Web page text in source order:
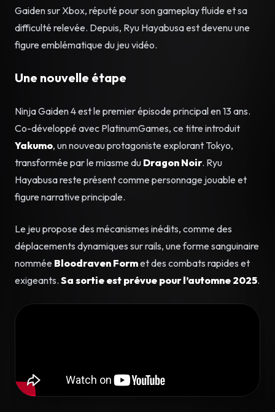
Gaiden sur Xbox, réputé pour son gameplay fluide et sa
difficulté relevée. Depuis, Ryu Hayabusa est devenu une
figure emblématique du jeu vidéo.
Une nouvelle étape
Ninja Gaiden 4 est le premier épisode principal en 13 ans.
Co-développé avec PlatinumGames, ce titre introduit
Yakumo, un nouveau protagoniste explorant Tokyo,
transformée par le miasme du Dragon Noir. Ryu
Hayabusa reste présent comme personnage jouable et
figure narrative principale.
Le jeu propose des mécanismes inédits, comme des
déplacements dynamiques sur rails, une forme sanguinaire
nommée Bloodraven Formet des combats rapides et
exigeants. Sa sortie est prévue pour l’automne 2025.